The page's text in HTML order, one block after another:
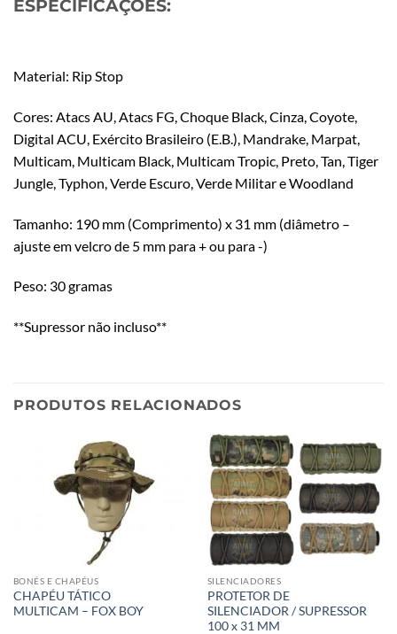
ESPECIFICAÇÕES:
Material: Rip Stop
Cores: Atacs AU, Atacs FG, Choque Black, Cinza, Coyote,
Digital ACU, Exército Brasileiro (E.B.), Mandrake, Marpat,
Multicam, Multicam Black, Multicam Tropic, Preto, Tan, Tiger
Jungle, Typhon, Verde Escuro, Verde Militar e Woodland
Tamanho: 190 mm (Comprimento) x 31 mm (diâmetro –
ajuste em velcro de 5 mm para + ou para -)
Peso: 30 gramas
**Supressor não incluso**
PRODUTOS RELACIONADOS
BONÉS E CHAPÉUS
CHAPÉU TÁTICO
MULTICAM – FOX BOY
SILENCIADORES
PROTETOR DE
SILENCIADOR / SUPRESSOR
100 x 31 MM